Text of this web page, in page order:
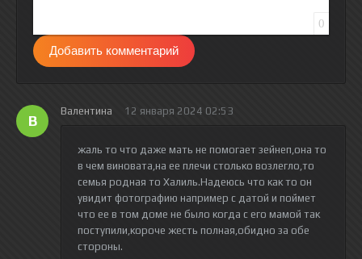
0
Добавить комментарий
В
Валентина 12 января 2024 02:53
жаль то что даже мать не помогает зейнеп,она то
в чем виновата,на ее плечи столько возлегло,то
семья родная то Халиль.Надеюсь что как то он
увидит фотографию например с датой и поймет
что ее в том доме не было когда с его мамой так
поступили,короче жесть полная,обидно за обе
стороны.